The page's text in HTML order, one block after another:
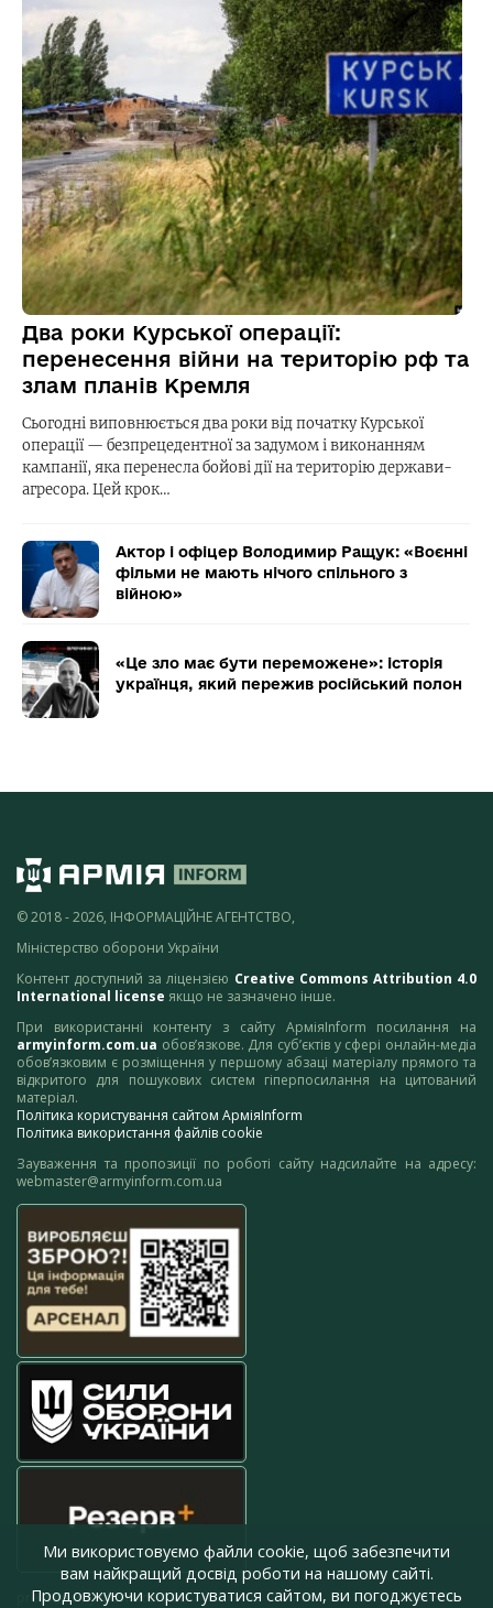
Два роки Курської операції:
перенесення війни на територію рф та
злам планів Кремля
Сьогодні виповнюється два роки від початку Курської
операції — безпрецедентної за задумом і виконанням
кампанії, яка перенесла бойові дії на територію держави-
агресора. Цей крок…
Актор і офіцер Володимир Ращук: «Воєнні
фільми не мають нічого спільного з
війною»
«Це зло має бути переможене»: історія
українця, який пережив російський полон
© 2018 - 2026, ІНФОРМАЦІЙНЕ АГЕНТСТВО,
Міністерство оборони України
Контент доступний за ліцензією Creative Commons Attribution 4.0
International license якщо не зазначено інше.
При використанні контенту з сайту АрміяInform посилання на
armyinform.com.ua обов’язкове. Для суб’єктів у сфері онлайн-медіа
обов’язковим є розміщення у першому абзаці матеріалу прямого та
відкритого для пошукових систем гіперпосилання на цитований
матеріал.
Політика користування сайтом АрміяInform
Політика використання файлів cookie
Зауваження та пропозиції по роботі сайту надсилайте на адресу:
webmaster@armyinform.com.ua
press@armyinform.com.ua
Ми використовуємо файли cookie, щоб забезпечити
вам найкращий досвід роботи на нашому сайті.
Продовжуючи користуватися сайтом, ви погоджуєтесь